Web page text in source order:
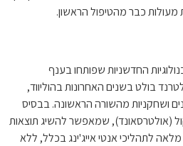
כבר מהטיפול הראשון.
החדשניות שפותחו בענף
בולט בשנים האחרונות בהוליווד,
ושחקניות מהשורה הראשונה. בבסיס
(אולטרסאונד), שמאפשר להשיג תוצאות
לתהליכי אנטי אייג'ינג בכלל, ללא